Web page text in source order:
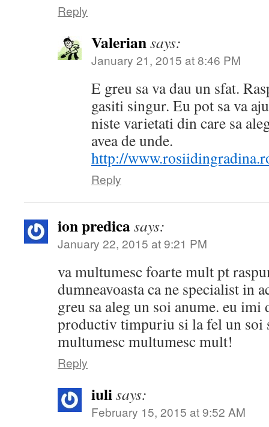
Reply
Valeriansays:
January 21, 2015 at 8:46 PM
E greu sa va dau un sfat.
gasiti singur. Eu pot sa va
niste varietati din care sa
avea de unde.
http://
Reply
ion predicasays:
January 22, 2015 at 9:21 PM
va multumesc foarte mult pt
dumneavoasta ca ne specialist in
greu sa aleg un soi anume. eu imi
productiv timpuriu si la fel un soi
multumesc multumesc mult!
Reply
iulisays:
February 15, 2015 at 9:52 AM